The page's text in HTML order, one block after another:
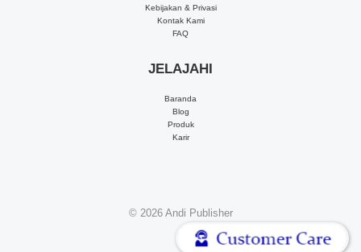
Kebijakan & Privasi
Kontak Kami
FAQ
JELAJAHI
Baranda
Blog
Produk
Karir
© 2026 Andi Publisher